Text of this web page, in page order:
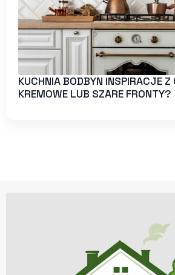
KUCHNIA BODBYN INSPIRACJE
KREMOWE LUB SZARE FRONTY?